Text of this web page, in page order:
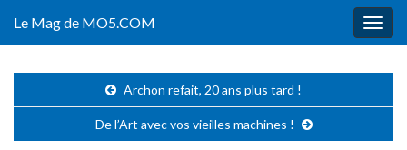
Le Mag de MO5.COM
Archon refait, 20 ans plus tard !
De l’Art avec vos vieilles machines !